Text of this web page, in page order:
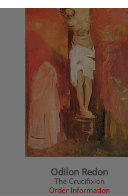
Odilon Redon
The Crucifixion
Order Information